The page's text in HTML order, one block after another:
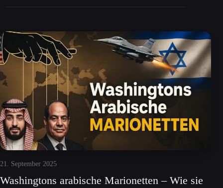
21. September 2025
Washingtons arabische Marionetten – Wie sie